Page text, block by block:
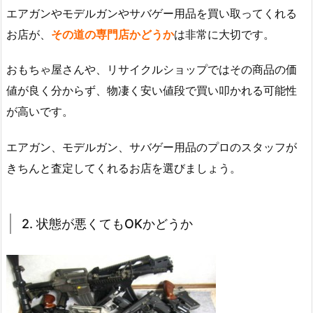
エアガンやモデルガンやサバゲー用品を買い取ってくれる
お店が、 その道の専門店かどうかは非常に大切です。
おもちゃ屋さんや、リサイクルショップではその商品の価
値が良く分からず、物凄く安い値段で買い叩かれる可能性
が高いです。
エアガン、モデルガン、サバゲー用品のプロのスタッフが
きちんと査定してくれるお店を選びましょう。
2. 状態が悪くてもOKかどうか